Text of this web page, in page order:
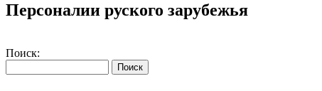
Персоналии руского зарубежья
Поиск: